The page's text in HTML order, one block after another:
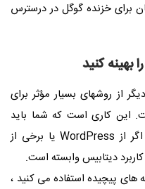
برای خزنده گوگل در درسترس
بهینه کنید
از روشهای بسیار مؤثر برای
کاری است که شما باید
از WordPressیا برخی از
دیتابیس وابسته است.
های پیچیده استفاده می کنید ،